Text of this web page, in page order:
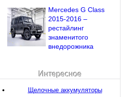
Mercedes G Class
2015-2016 –
рестайлинг
знаменитого
внедорожника
Интересное
Щелочные аккумуляторы